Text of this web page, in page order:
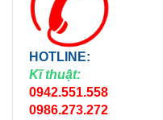
HOTLINE:
Kĩ thuật:
0942.551.558
0986.273.272